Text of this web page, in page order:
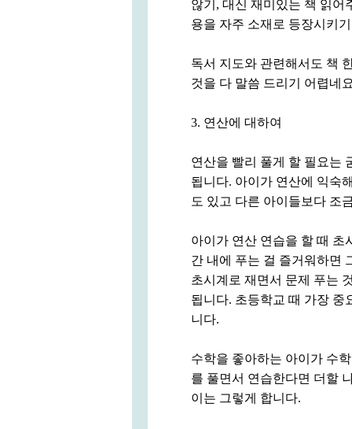
않기, 대신 재미있는 책 읽어
용을 자주 소재로 등장시키
독서 지도와 관련해서도 책
것을 다 말씀 드리기 어렵네
3. 연산에 대하여
연산을 빨리 풀게 할 필요는
됩니다. 아이가 연산에 익숙
도 있고 다른 아이들보다 조
아이가 연산 연습을 할 때 초
간 내에 푸는 걸 즐거워하면
초시계로 재면서 문제 푸는
됩니다. 초등학교 때 가장 중
니다.
수학을 좋아하는 아이가 수
를 풀면서 연습한다면 더할
이는 그렇게 합니다.